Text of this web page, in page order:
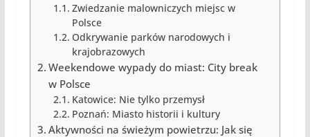
Zwiedzanie malowniczych miejsc w
Polsce
Odkrywanie parków narodowych i
krajobrazowych
Weekendowe wypady do miast: City break
w Polsce
Katowice: Nie tylko przemysł
Poznań: Miasto historii i kultury
Aktywności na świeżym powietrzu: Jak się